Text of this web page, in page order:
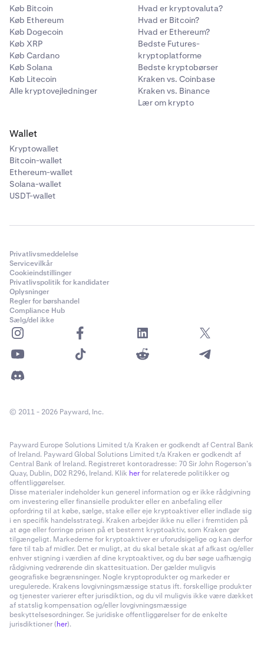
Køb Bitcoin
Køb Ethereum
Køb Dogecoin
Køb XRP
Køb Cardano
Køb Solana
Køb Litecoin
Alle kryptovejledninger
Hvad er kryptovaluta?
Hvad er Bitcoin?
Hvad er Ethereum?
Bedste Futures-
kryptoplatforme
Bedste kryptobørser
Kraken vs. Coinbase
Kraken vs. Binance
Lær om krypto
Wallet
Kryptowallet
Bitcoin-wallet
Ethereum-wallet
Solana-wallet
USDT-wallet
Privatlivsmeddelelse
Servicevilkår
Cookieindstillinger
Privatlivspolitik for kandidater
Oplysninger
Regler for børshandel
Compliance Hub
Sælg/del ikke
© 2011 - 2026 Payward, Inc.
Payward Europe Solutions Limited t/a Kraken er godkendt af Central Bank
of Ireland. Payward Global Solutions Limited t/a Kraken er godkendt af
Central Bank of Ireland. Registreret kontoradresse: 70 Sir John Rogerson’s
Quay, Dublin, D02 R296, Ireland. Klik herfor relaterede politikker og
offentliggørelser.
Disse materialer indeholder kun generel information og er ikke rådgivning
om investering eller finansielle produkter eller en anbefaling eller
opfordring til at købe, sælge, stake eller eje kryptoaktiver eller indlade sig
i en specifik handelsstrategi. Kraken arbejder ikke nu eller i fremtiden på
at øge eller forringe prisen på et bestemt kryptoaktiv, som Kraken gør
tilgængeligt. Markederne for kryptoaktiver er uforudsigelige og kan derfor
føre til tab af midler. Det er muligt, at du skal betale skat af afkast og/eller
enhver stigning i værdien af dine kryptoaktiver, og du bør søge uafhængig
rådgivning vedrørende din skattesituation. Der gælder muligvis
geografiske begrænsninger. Nogle kryptoprodukter og markeder er
uregulerede. Krakens lovgivningsmæssige status ift. forskellige produkter
og tjenester varierer efter jurisdiktion, og du vil muligvis ikke være dækket
af statslig kompensation og/eller lovgivningsmæssige
beskyttelsesordninger. Se juridiske offentliggørelser for de enkelte
jurisdiktioner (her).